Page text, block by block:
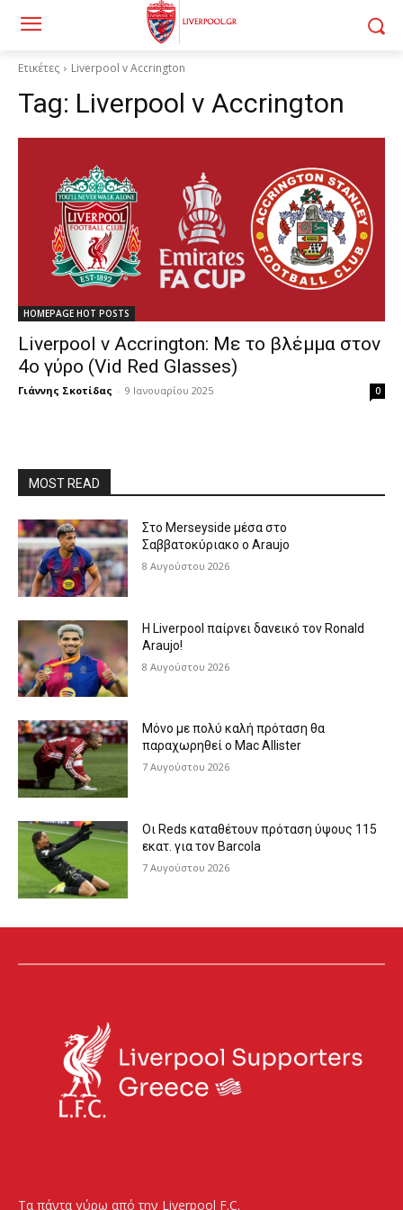
Ετικέτες Liverpool v Accrington
Tag: Liverpool v Accrington
HOMEPAGE HOT POSTS
Liverpool v Accrington: Με το βλέμμα στον
4ο γύρο (Vid Red Glasses)
Γιάννης Σκοτίδας - 9 Ιανουαρίου 2025 0
MOST READ
Στο Merseyside μέσα στο
Σαββατοκύριακο ο Araujo
8 Αυγούστου 2026
Η Liverpool παίρνει δανεικό τον Ronald
Araujo!
8 Αυγούστου 2026
Μόνο με πολύ καλή πρόταση θα
παραχωρηθεί ο Mac Allister
7 Αυγούστου 2026
Οι Reds καταθέτουν πρόταση ύψους 115
εκατ. για τον Barcola
7 Αυγούστου 2026
Τα πάντα γύρω από την Liverpool F.C.